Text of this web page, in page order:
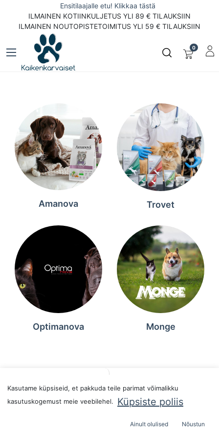
Ensitilaajalle etu! Klikkaa tästä
ILMAINEN KOTIINKULJETUS YLI 89 € TILAUKSIIN
ILMAINEN NOUTOPISTETOIMITUS YLI 59 € TILAUKSIIN
0
Amanova Trovet
Optimanova Monge
Kasutame küpsiseid, et pakkuda teile parimat võimalikku
kasutuskogemust meie veebilehel.
Küpsiste poliis
Ainult olulised Nõustun